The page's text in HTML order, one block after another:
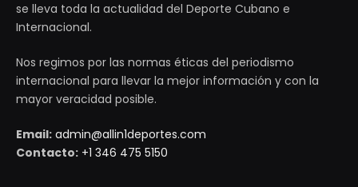
se lleva toda la actualidad del Deporte Cubano e
Internacional.
Nos regimos por las normas éticas del periodismo
internacional para llevar la mejor información y con la
mayor veracidad posible.
Email: admin@allin1deportes.com
Contacto: +1 346 475 5150